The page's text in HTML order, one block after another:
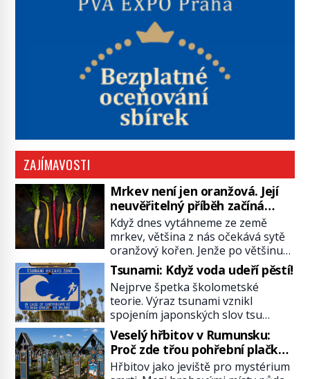
ZAJÍMAVOSTI
Mrkev není jen oranžová. Její
neuvěřitelný příběh začíná
fialovou barvou
Když dnes vytáhneme ze země
mrkev, většina z nás očekává sytě
oranžový kořen. Jenže po většinu
své historie je mrkev všechno
možné, jen ne oranžová. Je fialová,
žlutá, bílá, někdy dokonce téměř
černá. Až díky stovkám let
pečlivého šlechtění se z ní stává
zelenina, bez které si českou
zahradu ani nedokážeme
představit. Její příběh je […]
Tsunami: Když voda udeří pěstí!
Nejprve špetka školometské
teorie. Výraz tsunami vznikl
spojením japonských slov tsu
(přístav) a nami (vlna). Jedná se o
dlouhou vlnu, která je na volném
moři takřka nepostřehnutelná.
Ačkoli je vlnová délka tsunami i 300
Veselý hřbitov v Rumunsku:
Proč zde třou pohřební plačky
bídu s nouzí?
Hřbitov jako jeviště pro mystérium